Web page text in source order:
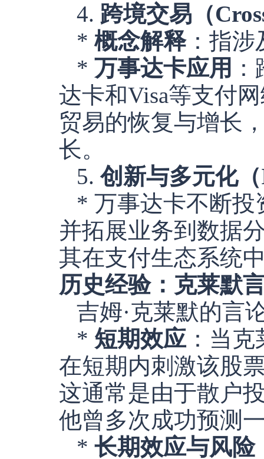
4. 跨境交易（
* 概念解释：指涉
* 万事达卡应用
达卡和Visa等支付
贸易的恢复与增长
长。
5.创新与多元化
* 万事达卡不断投
并拓展业务到数据
其在支付生态系统
历史经验：克莱默
吉姆·克莱默的言
* 短期效应 ：当
在短期内刺激该股
这通常是由于散户
他曾多次成功预测
* 长期效应与风险